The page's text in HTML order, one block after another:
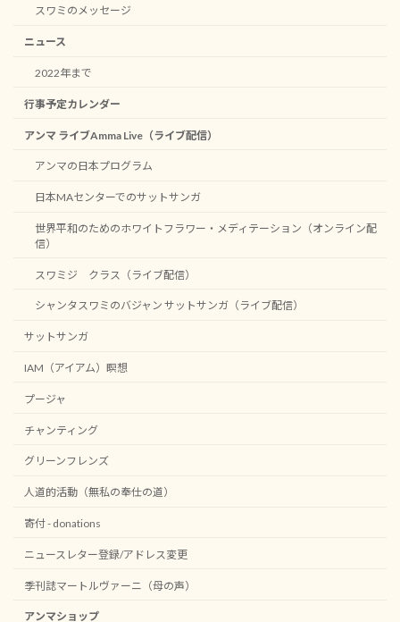
スワミのメッセージ
ニュース
2022年まで
行事予定カレンダー
アンマ ライブAmma Live（ライブ配信）
アンマの日本プログラム
日本MAセンターでのサットサンガ
世界平和のためのホワイトフラワー・メディテーション（オンライン配
信）
スワミジ クラス（ライブ配信）
シャンタスワミのバジャン サットサンガ（ライブ配信）
サットサンガ
IAM（アイアム）瞑想
プージャ
チャンティング
グリーンフレンズ
人道的活動（無私の奉仕の道）
寄付 - donations
ニュースレター登録/アドレス変更
季刊誌マートルヴァーニ（母の声）
アンマショップ